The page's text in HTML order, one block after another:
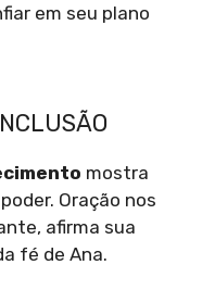
em seu plano
mostra
Oração nos
afirma sua
fé de Ana.